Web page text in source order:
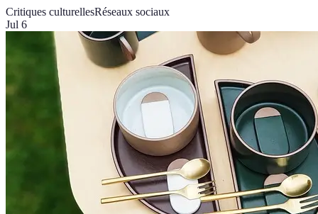
Critiques culturellesRéseaux sociaux
Jul 6